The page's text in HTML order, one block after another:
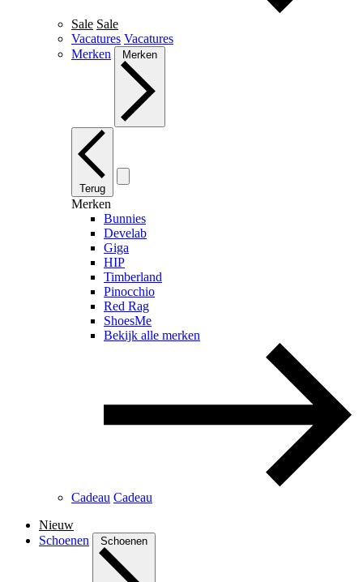
Sale Sale
Vacatures Vacatures
Merken
Merken
Terug
Merken
Bunnies
Develab
Giga
HIP
Timberland
Pinocchio
Red Rag
ShoesMe
Bekijk alle merken
Cadeau Cadeau
Nieuw
Schoenen
Schoenen